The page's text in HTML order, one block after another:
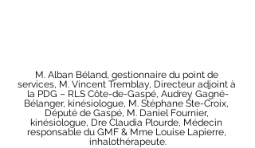
M. Alban Béland, gestionnaire du point de
services, M. Vincent Tremblay, Directeur adjoint à
la PDG – RLS Côte-de-Gaspé, Audrey Gagné-
Bélanger, kinésiologue, M. Stéphane Ste-Croix,
Député de Gaspé, M. Daniel Fournier,
kinésiologue, Dre Claudia Plourde, Médecin
responsable du GMF & Mme Louise Lapierre,
inhalothérapeute.